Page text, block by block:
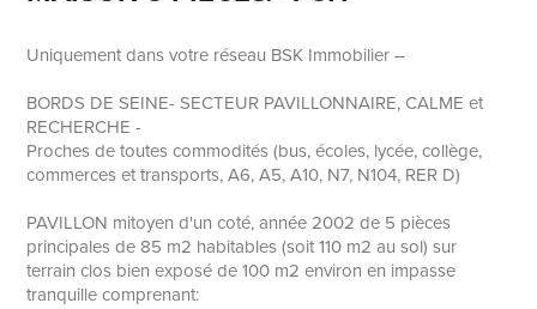
Uniquement dans votre réseau BSK Immobilier –
BORDS DE SEINE- SECTEUR PAVILLONNAIRE, CALME et
RECHERCHE -
Proches de toutes commodités (bus, écoles, lycée, collège,
commerces et transports, A6, A5, A10, N7, N104, RER D)
PAVILLON mitoyen d'un coté, année 2002 de 5 pièces
principales de 85 m2 habitables (soit 110 m2 au sol) sur
terrain clos bien exposé de 100 m2 environ en impasse
tranquille comprenant: